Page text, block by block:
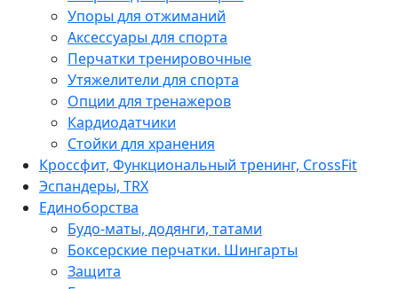
Упоры для отжиманий
Аксессуары для спорта
Перчатки тренировочные
Утяжелители для спорта
Опции для тренажеров
Кардиодатчики
Стойки для хранения
Кроссфит, Функциональный тренинг, CrossFit
Эспандеры, TRX
Единоборства
Будо-маты, додянги, татами
Боксерские перчатки. Шингарты
Защита